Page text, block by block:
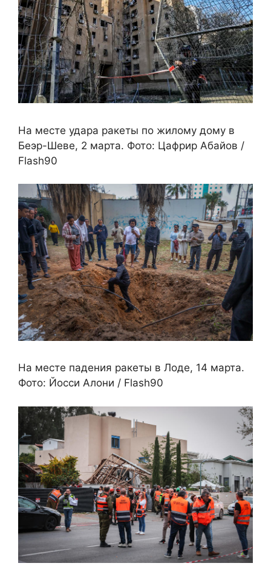
На месте удара ракеты по жилому дому в
Беэр-Шеве, 2 марта. Фото: Цафрир Абайов /
Flash90
На месте падения ракеты в Лоде, 14 марта.
Фото: Йосси Алони / Flash90